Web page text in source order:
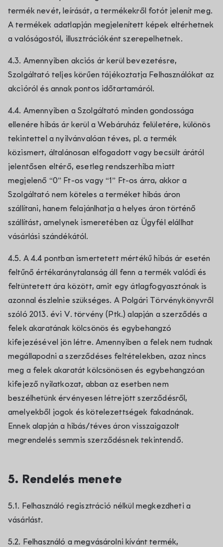
termék nevét, leírását, a termékekről fotót jelenít meg.
A termékek adatlapján megjelenített képek eltérhetnek
a valóságostól, illusztrációként szerepelhetnek.
4.3. Amennyiben akciós ár kerül bevezetésre,
Szolgáltató teljes körűen tájékoztatja Felhasználókat az
akcióról és annak pontos időtartamáról.
4.4. Amennyiben a Szolgáltató minden gondossága
ellenére hibás ár kerül a Webáruház felületére, különös
tekintettel a nyilvánvalóan téves, pl. a termék
közismert, általánosan elfogadott vagy becsült árától
jelentősen eltérő, esetleg rendszerhiba miatt
megjelenő “0” Ft-os vagy “1” Ft-os árra, akkor a
Szolgáltató nem köteles a terméket hibás áron
szállítani, hanem felajánlhatja a helyes áron történő
szállítást, amelynek ismeretében az Ügyfél elállhat
vásárlási szándékától.
4.5. A 4.4 pontban ismertetett mértékű hibás ár esetén
feltűnő értékaránytalanság áll fenn a termék valódi és
feltüntetett ára között, amit egy átlagfogyasztónak is
azonnal észlelnie szükséges. A Polgári Törvénykönyvről
szóló 2013. évi V. törvény (Ptk.) alapján a szerződés a
felek akaratának kölcsönös és egybehangzó
kifejezésével jön létre. Amennyiben a felek nem tudnak
megállapodni a szerződéses feltételekben, azaz nincs
meg a felek akaratát kölcsönösen és egybehangzóan
kifejező nyilatkozat, abban az esetben nem
beszélhetünk érvényesen létrejött szerződésről,
amelyekből jogok és kötelezettségek fakadnának.
Ennek alapján a hibás/téves áron visszaigazolt
megrendelés semmis szerződésnek tekintendő.
5. Rendelés menete
5.1. Felhasználó regisztráció nélkül megkezdheti a
vásárlást.
5.2. Felhasználó a megvásárolni kívánt termék,